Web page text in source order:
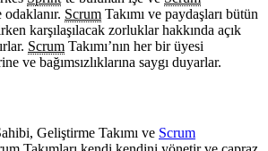
odaklanır. Scrum Takımı ve paydaşları bütün
karşılaşılacak zorluklar hakkında açık
Scrum Takımı’nın her bir üyesi
ve bağımsızlıklarına saygı duyarlar.
Geliştirme Takımı ve Scrum